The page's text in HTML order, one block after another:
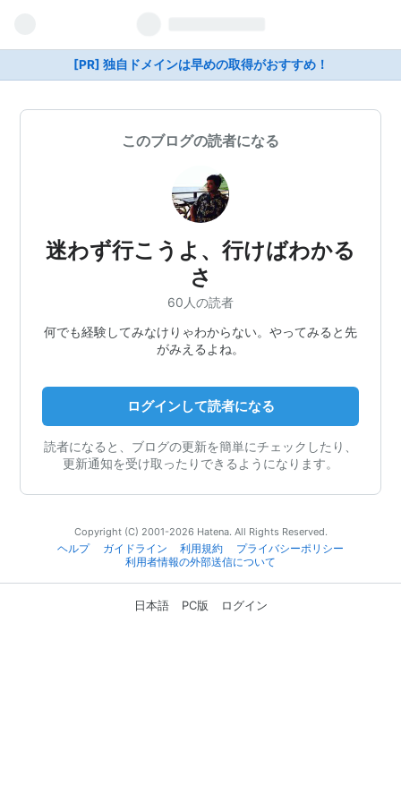
[PR] 独自ドメインは早めの取得がおすすめ！
このブログの読者になる
迷わず行こうよ、行けばわかる
さ
60人の読者
何でも経験してみなけりゃわからない。やってみると先
がみえるよね。
ログインして読者になる
読者になると、ブログの更新を簡単にチェックしたり、
更新通知を受け取ったりできるようになります。
Copyright (C) 2001-2026 Hatena. All Rights Reserved.
ヘルプ
ガイドライン 利用規約
プライバシーポリシー
利用者情報の外部送信について
日本語 PC版 ログイン